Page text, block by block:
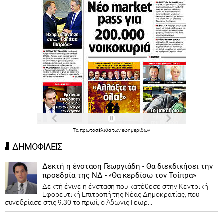
Ταπρωτοσέλιδατωνεφημερίδων
ΔΗΜΟΦΙΛΕΙΣ
Δεκτή η ένσταση Γεωργιάδη - Θα διεκδικήσει την
προεδρία της ΝΔ - «Θα κερδίσω τον Τσίπρα»
Δεκτή έγινε η ένσταση που κατέθεσε στην Κεντρική
Εφορευτική Επιτροπή της Νέας Δημοκρατίας, που
συνεδρίασε στις 9.30 το πρωί, ο Άδωνις Γεωρ...